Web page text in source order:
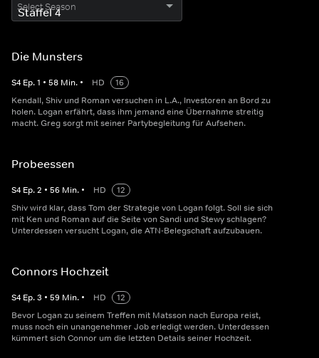
Select Season
Die Munsters
S4 Ep.1 • 58 Min. • HD
16
Kendall, Shiv und Roman versuchen in L.A., Investoren an Bord zu
holen. Logan erfährt, dass ihm jemand eine Übernahme streitig
macht. Greg sorgt mit seiner Partybegleitung für Aufsehen.
Probeessen
S4 Ep.2 • 56 Min. • HD
12
Shiv wird klar, dass Tom der Strategie von Logan folgt. Soll sie sich
mit Ken und Roman auf die Seite von Sandi und Stewy schlagen?
Unterdessen versucht Logan, die ATN-Belegschaft aufzubauen.
Connors Hochzeit
S4 Ep.3 • 59 Min. • HD
12
Bevor Logan zu seinem Treffen mit Matsson nach Europa reist,
muss noch ein unangenehmer Job erledigt werden. Unterdessen
kümmert sich Connor um die letzten Details seiner Hochzeit.